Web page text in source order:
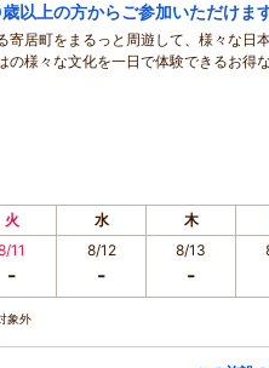
以上の方からご参加いただけま
寄居町をまるっと周遊して、様々な日
様々な文化を一日で体験できるお得な
火 水 木
11
-
8/12
-
8/13
-
象外